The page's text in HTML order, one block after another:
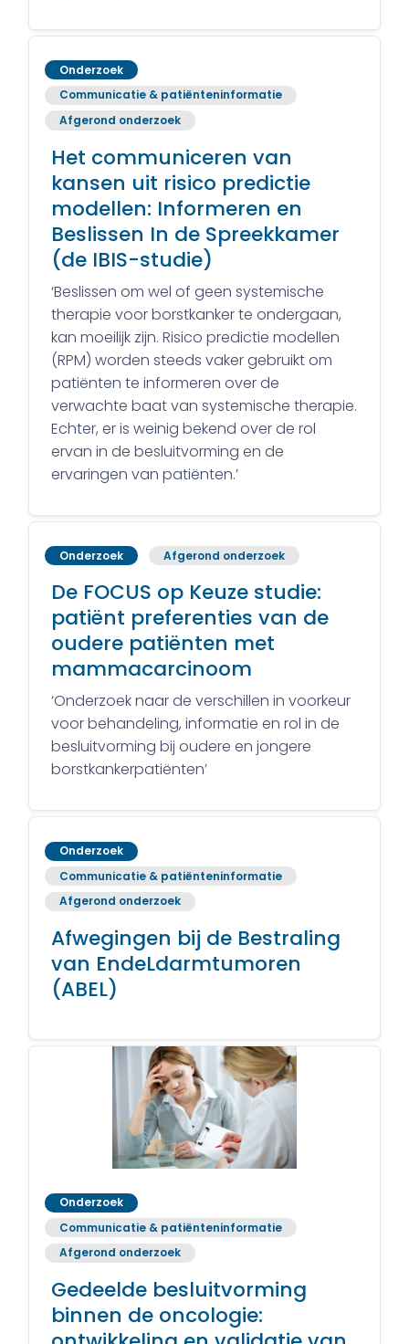
Onderzoek
Communicatie & patiënteninformatie
Afgerond onderzoek
Het communiceren van
kansen uit risico predictie
modellen: Informeren en
Beslissen In de Spreekkamer
(de IBIS-studie)
‘Beslissen om wel of geen systemische
therapie voor borstkanker te ondergaan,
kan moeilijk zijn. Risico predictie modellen
(RPM) worden steeds vaker gebruikt om
patiënten te informeren over de
verwachte baat van systemische therapie.
Echter, er is weinig bekend over de rol
ervan in de besluitvorming en de
ervaringen van patiënten.’
Onderzoek Afgerond onderzoek
De FOCUS op Keuze studie:
patiënt preferenties van de
oudere patiënten met
mammacarcinoom
‘Onderzoek naar de verschillen in voorkeur
voor behandeling, informatie en rol in de
besluitvorming bij oudere en jongere
borstkankerpatiënten’
Onderzoek
Communicatie & patiënteninformatie
Afgerond onderzoek
Afwegingen bij de Bestraling
van EndeLdarmtumoren
(ABEL)
Onderzoek
Communicatie & patiënteninformatie
Afgerond onderzoek
Gedeelde besluitvorming
binnen de oncologie: